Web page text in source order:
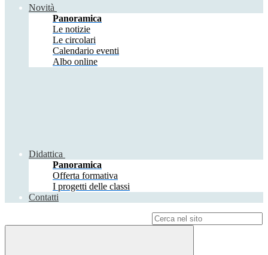
Novità
Panoramica
Le notizie
Le circolari
Calendario eventi
Albo online
Didattica
Panoramica
Offerta formativa
I progetti delle classi
Contatti